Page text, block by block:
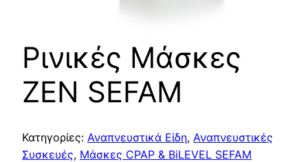
Ρινικές Μάσκες
ZEN SEFAM
Κατηγορίες: Αναπνευστικά Είδη, Αναπνευστικές
Συσκευές, Μάσκες CPAP & BiLEVEL SEFAM